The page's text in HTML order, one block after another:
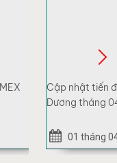
Chủ đầu tư
12 tháng